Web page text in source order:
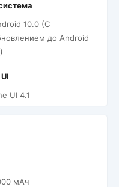
10.0 (С
до Android
UI 4.1
мАч